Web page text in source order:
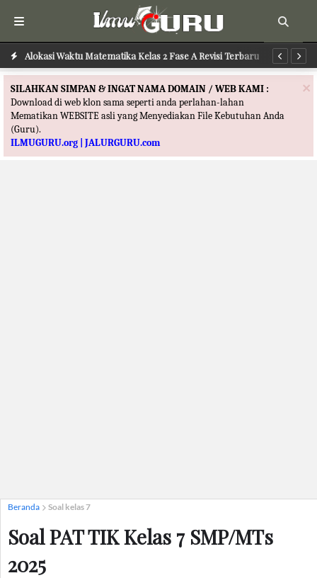
Alokasi Waktu Matematika Kelas 2 Fase A Revisi Terbaru
Alokasi Waktu Bahasa Indonesia Kelas 2 Fase A Revisi Terbaru
×
SILAHKAN SIMPAN & INGAT NAMA DOMAIN / WEB KAMI :
Download di web klon sama seperti anda perlahan-lahan
Mematikan WEBSITE asli yang Menyediakan File Kebutuhan Anda
(Guru).
ILMUGURU.org | JALURGURU.com
Beranda Soal kelas 7
Soal PAT TIK Kelas 7 SMP/MTs
2025